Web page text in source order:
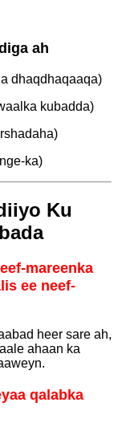
ah
dhaqdhaqaaqa)
kubadda)
ka)
Ku
mareenka
ee neef-
heer sare ah,
ahaan ka
qalabka